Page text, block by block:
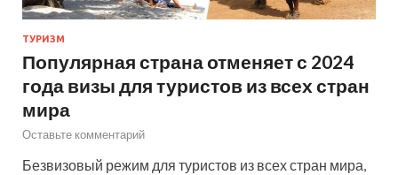
ТУРИЗМ
Популярная страна отменяет с 2024
года визы для туристов из всех стран
мира
Оставьте комментарий
Безвизовый режим для туристов из всех стран мира,